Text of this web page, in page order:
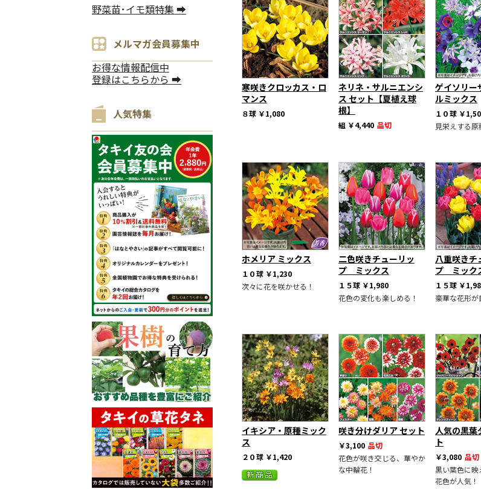
野菜苗･イモ類特集 ➡
メルマガ会員募集中
お得な情報配信中
登録はこちらから ➡
人気特集
寒咲きクロッカス・ロ
マンス
８球 ￥1,080
ネリネ・サルニエンシ
ス セット【夏植え球
根】
組 ￥4,440 品切
ゲイソリー
ルミックス
１０球 ￥
見栄えする原
ホメリア ミックス
１０球 ￥1,230
次々に花を咲かせる！
二色咲きチューリッ
プ ミックス
１５球 ￥1,980
花色の変化も楽しめる！
八重咲きチ
プ ミック
１５球 ￥
豪華な花形が
イキシア・原種ミック
ス
２０球 ￥1,420
咲き分けダリア セット
￥3,100 品切
花色が咲き交じる、華やか
な中輪花！
人気の黒葉
ト
￥3,080 品切
黒い葉色に
花色が人気！